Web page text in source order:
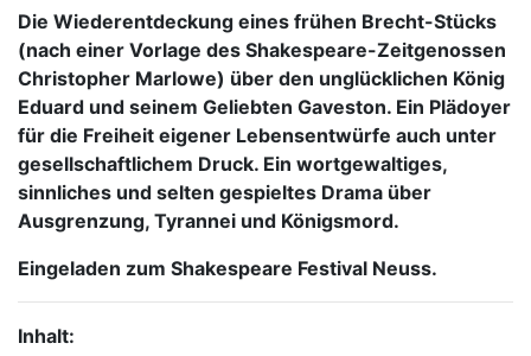
Die Wiederentdeckung eines frühen Brecht-Stücks
(nach einer Vorlage des Shakespeare-Zeitgenossen
Christopher Marlowe) über den unglücklichen König
Eduard und seinem Geliebten Gaveston. Ein Plädoyer
für die Freiheit eigener Lebensentwürfe auch unter
gesellschaftlichem Druck. Ein wortgewaltiges,
sinnliches und selten gespieltes Drama über
Ausgrenzung, Tyrannei und Königsmord.
Eingeladen zum Shakespeare Festival Neuss.
Inhalt: